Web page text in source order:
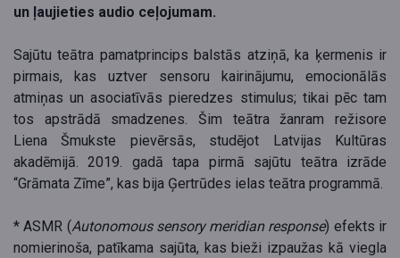
un ļaujieties audio ceļojumam.
Sajūtu teātra pamatprincips balstās atziņā, ka ķermenis ir
pirmais, kas uztver sensoru kairinājumu, emocionālās
atmiņas un asociatīvās pieredzes stimulus; tikai pēc tam
tos apstrādā smadzenes. Šim teātra žanram režisore
Liena Šmukste pievērsās, studējot Latvijas Kultūras
akadēmijā. 2019. gadā tapa pirmā sajūtu teātra izrāde
“Grāmata Zīme”, kas bija Ģertrūdes ielas teātra programmā.
* ASMR (Autonomous sensory meridian response) efekts ir
nomierinoša, patīkama sajūta, kas bieži izpaužas kā viegla